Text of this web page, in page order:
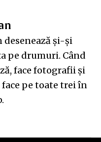
desenează și-și
pe drumuri. Când
face fotografii și
face pe toate trei în